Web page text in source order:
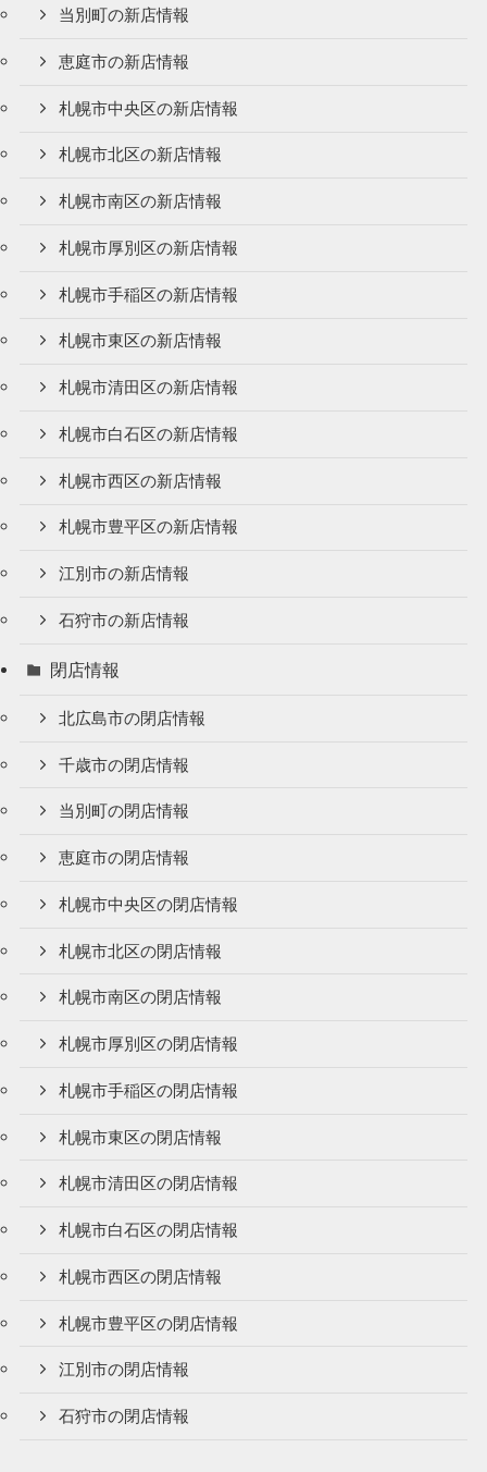
当別町の新店情報
恵庭市の新店情報
札幌市中央区の新店情報
札幌市北区の新店情報
札幌市南区の新店情報
札幌市厚別区の新店情報
札幌市手稲区の新店情報
札幌市東区の新店情報
札幌市清田区の新店情報
札幌市白石区の新店情報
札幌市西区の新店情報
札幌市豊平区の新店情報
江別市の新店情報
石狩市の新店情報
閉店情報
北広島市の閉店情報
千歳市の閉店情報
当別町の閉店情報
恵庭市の閉店情報
札幌市中央区の閉店情報
札幌市北区の閉店情報
札幌市南区の閉店情報
札幌市厚別区の閉店情報
札幌市手稲区の閉店情報
札幌市東区の閉店情報
札幌市清田区の閉店情報
札幌市白石区の閉店情報
札幌市西区の閉店情報
札幌市豊平区の閉店情報
江別市の閉店情報
石狩市の閉店情報